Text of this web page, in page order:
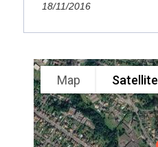
18/11/2016
Map Satellite